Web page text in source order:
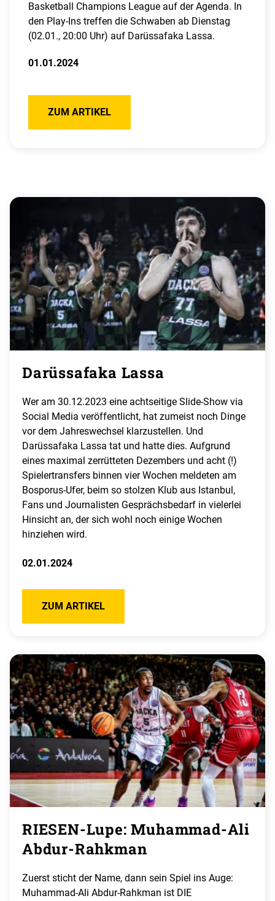
Basketball Champions League auf der Agenda. In
den Play-Ins treffen die Schwaben ab Dienstag
(02.01., 20:00 Uhr) auf Darüssafaka Lassa.
01.01.2024
ZUM ARTIKEL
Darüssafaka Lassa
Wer am 30.12.2023 eine achtseitige Slide-Show via
Social Media veröffentlicht, hat zumeist noch Dinge
vor dem Jahreswechsel klarzustellen. Und
Darüssafaka Lassa tat und hatte dies. Aufgrund
eines maximal zerrütteten Dezembers und acht (!)
Spielertransfers binnen vier Wochen meldeten am
Bosporus-Ufer, beim so stolzen Klub aus Istanbul,
Fans und Journalisten Gesprächsbedarf in vielerlei
Hinsicht an, der sich wohl noch einige Wochen
hinziehen wird.
02.01.2024
ZUM ARTIKEL
RIESEN-Lupe: Muhammad-Ali
Abdur-Rahkman
Zuerst sticht der Name, dann sein Spiel ins Auge:
Muhammad-Ali Abdur-Rahkman ist DIE